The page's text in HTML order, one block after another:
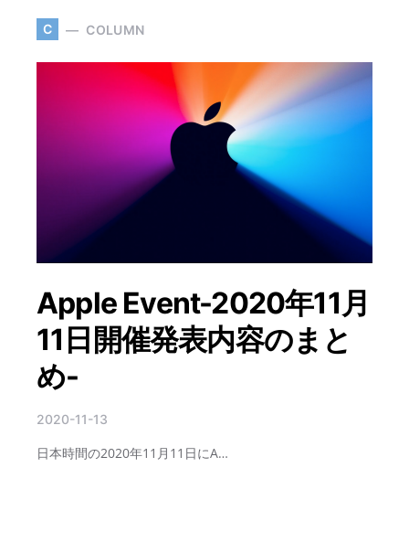
C COLUMN
Apple Event-2020年11月
11日開催発表内容のまと
め-
2020-11-13
日本時間の2020年11月11日にA…